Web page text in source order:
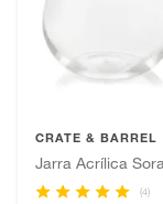
CRATE & BARREL
Jarra Acrílica
(4)